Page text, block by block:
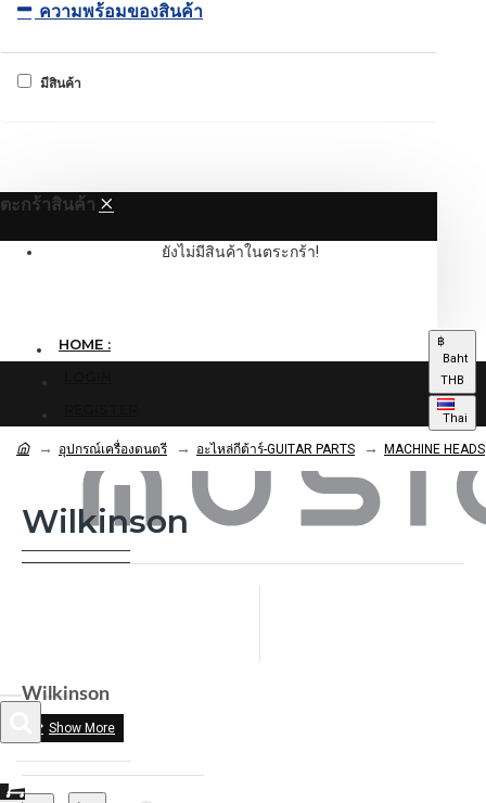
ความพร้อมของสินค้า
มีสินค้า
ตะกร้าสินค้า
ยังไม่มีสินค้าในตระกร้า!
HOME :
฿
Baht
THB
Thai
อุปกรณ์เครื่องดนตรี อะไหล่กีต้าร์-GUITAR PARTS MACHINE HEADS
Wilkinson
Wilkinson